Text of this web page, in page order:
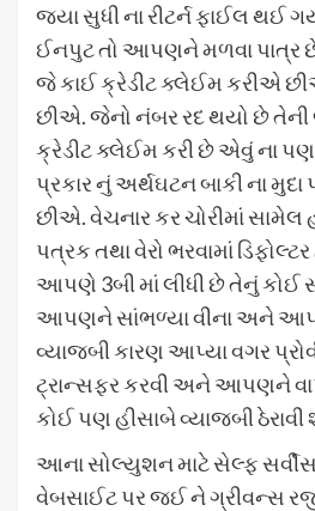
જ્યા સુધી ના રીટર્ન ફાઈલ થઈ
ઈનપુટ તો આપણને મળવા
જે કાઈ ક્રેડીટ ક્લેઈમ કરીએ
છીએ. જેનો નંબર રદ થયો છે
ક્રેડીટ ક્લેઈમ કરી છે એવું ના
પ્રકાર નું અર્થઘટન બાકી ના
છીએ. વેચનાર કર ચોરીમાં સામેલ
પત્રક તથા વેરો ભરવામાં
આપણે 3બી માં લીધી છે તેનું કોઈ
આપણને સાંભળ્યા વીના અને
વ્યાજબી કારણ આપ્યા વગર
ટ્રાન્સફર કરવી અને આપણને
કોઈ પણ હીસાબે વ્યાજબી
આના સોલ્યુશન માટે સેલ્ફ
વેબસાઈટ પર જઈ ને ગ્રીવન્સ